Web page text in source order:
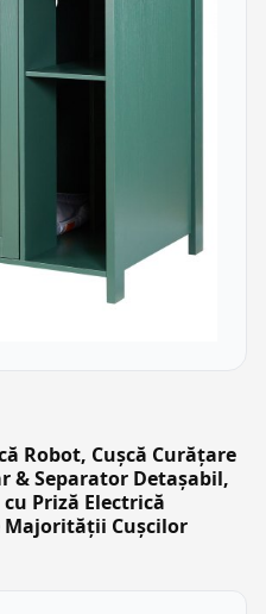
Robot, Cușcă Curățare
& Separator Detașabil,
Priză Electrică
Majorității Cușcilor